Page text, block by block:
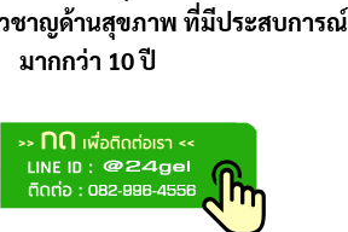
ชาญด้านสุขภาพ ที่มีประสบการณ์
มากกว่า 10 ปี